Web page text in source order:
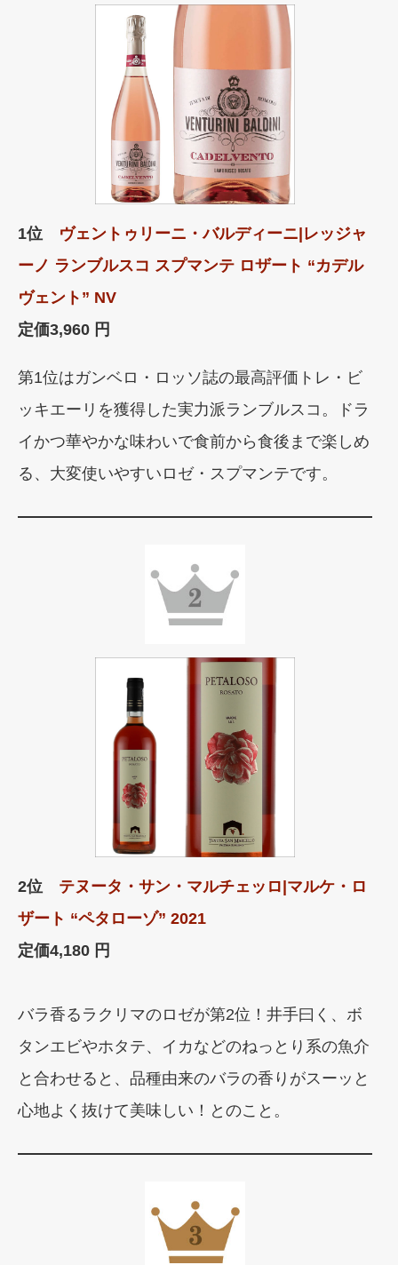
1位 ヴェントゥリーニ・バルディーニ|レッジャ
ーノ ランブルスコ スプマンテ ロザート “カデル
ヴェント” NV
定価3,960 円
第1位はガンベロ・ロッソ誌の最高評価トレ・ビ
ッキエーリを獲得した実力派ランブルスコ。ドラ
イかつ華やかな味わいで食前から食後まで楽しめ
る、大変使いやすいロゼ・スプマンテです。
2位 テヌータ・サン・マルチェッロ|マルケ・ロ
ザート “ペタローゾ” 2021
定価4,180 円
バラ香るラクリマのロゼが第2位！井手曰く、ボ
タンエビやホタテ、イカなどのねっとり系の魚介
と合わせると、品種由来のバラの香りがスーッと
心地よく抜けて美味しい！とのこと。